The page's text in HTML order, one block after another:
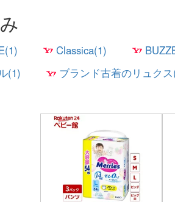
Classica(1)
(1)
ブランド古着のリュク